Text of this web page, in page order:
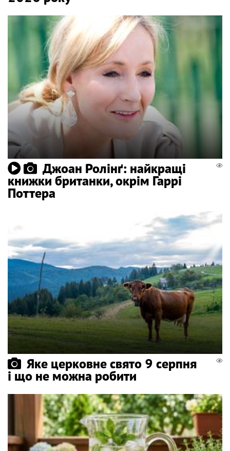
Джоан Ролінґ: найкращі
книжки британки, окрім Гаррі
Поттера
Яке церковне свято 9 серпня
і що не можна робити